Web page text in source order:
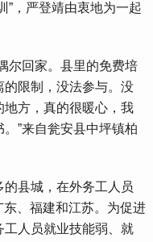
”，严登靖由衷地为一起
回家。县里的免费培
限制，没法参与。没
方，真的很暖心，我
”来自瓮安县中坪镇柏
县城，在外务工人员
、福建和江苏。为促进
人员就业技能弱、就